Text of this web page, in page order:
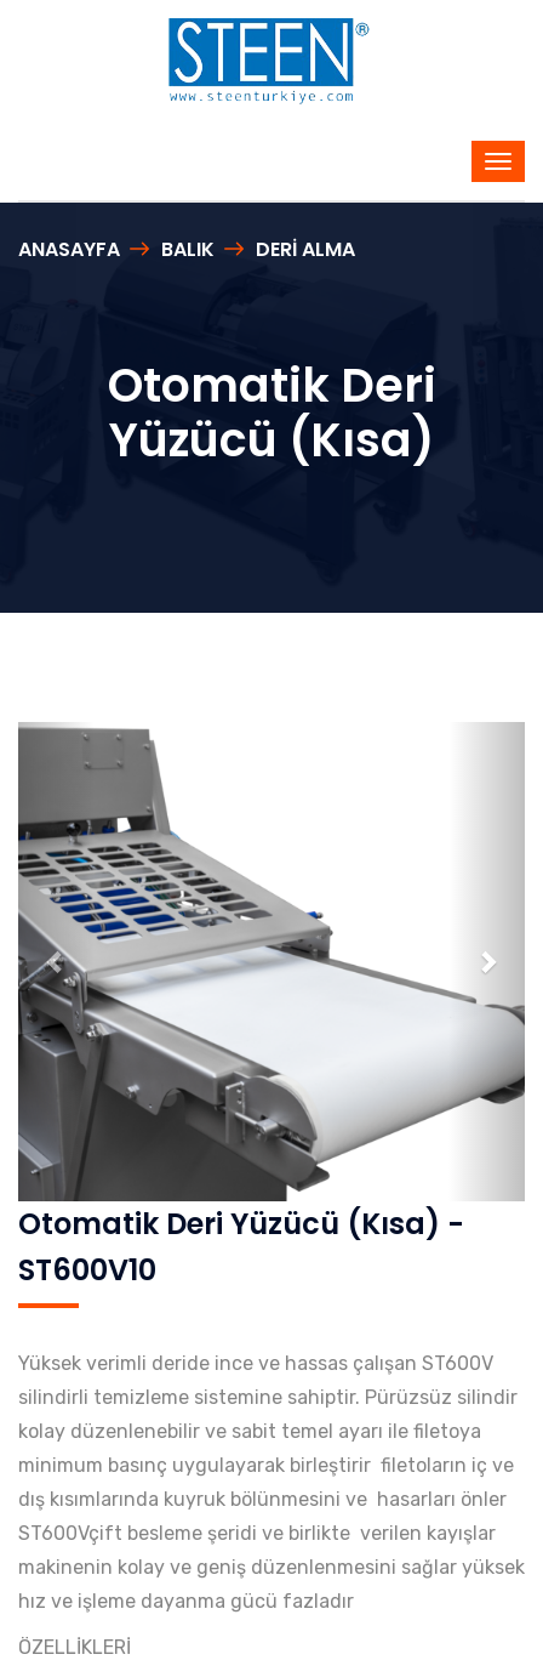
ANASAYFA BALIK DERİ ALMA
Otomatik Deri
Yüzücü (Kısa)
Previous
Otomatik Deri Yüzücü (Kısa) -
ST600V10
Yüksek verimli deride ince ve hassas çalışan ST600V
silindirli temizleme sistemine sahiptir. Pürüzsüz silindir
kolay düzenlenebilir ve sabit temel ayarı ile filetoya
minimum basınç uygulayarak birleştirir filetoların iç ve
dış kısımlarında kuyruk bölünmesini ve hasarları önler
ST600Vçift besleme şeridi ve birlikte verilen kayışlar
makinenin kolay ve geniş düzenlenmesini sağlar yüksek
hız ve işleme dayanma gücü fazladır
ÖZELLİKLERİ